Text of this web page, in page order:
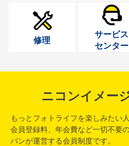
修理
サービス
センター
ニコンイメー
もっとフォトライフを楽しみたい
会員登録料、年会費など一切不要
パンが運営する会員制度です。